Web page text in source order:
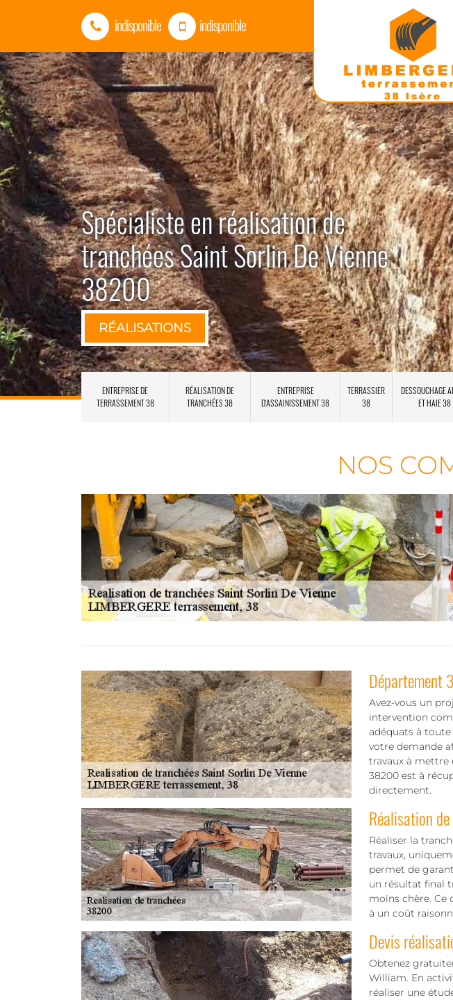
indisponible indisponible
Spécialiste en réalisation de
tranchées Saint Sorlin De Vienne
38200
RÉALISATIONS
ENTREPRISE DE
TERRASSEMENT 38
RÉALISATION DE
TRANCHÉES 38
ENTREPRISE
D'ASSAINISSEMENT 38
TERRASSIER
38
DESSOUCHAGE
ET HAIE 38
NOS
Département
Avez-vous un
intervention
adéquats à
votre demande
travaux à mettre
38200 est à
directement.
Réalisation
Réaliser la
travaux,
permet de
un résultat final
moins chère. Ce
à un coût
Devis
Obtenez
William. En
réaliser une